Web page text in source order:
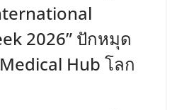
2026” ปักหมุด
Hub โลก